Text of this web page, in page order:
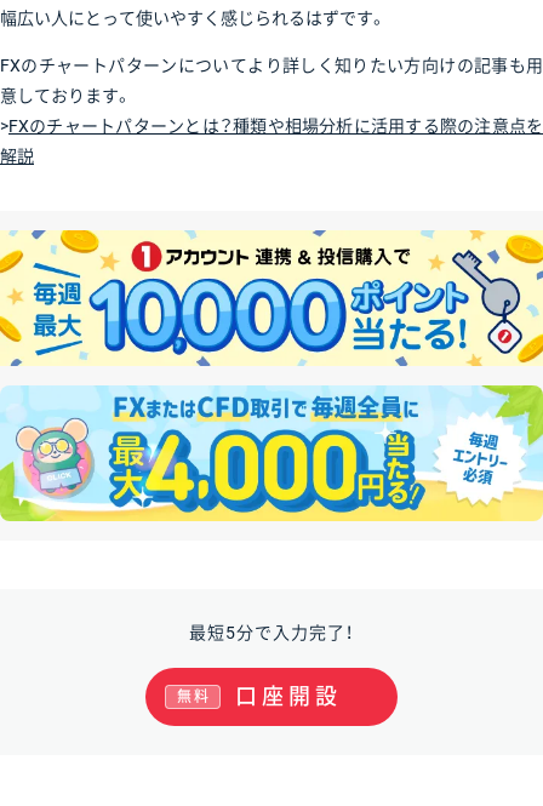
幅広い人にとって使いやすく感じられるはずです。
FXのチャートパターンについてより詳しく知りたい方向けの記事も用
意しております。
>FXのチャートパターンとは？種類や相場分析に活用する際の注意点を
解説
最短5分で入力完了！
口座開設
無料